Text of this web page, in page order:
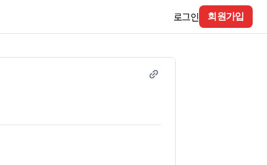
로그인 회원가입